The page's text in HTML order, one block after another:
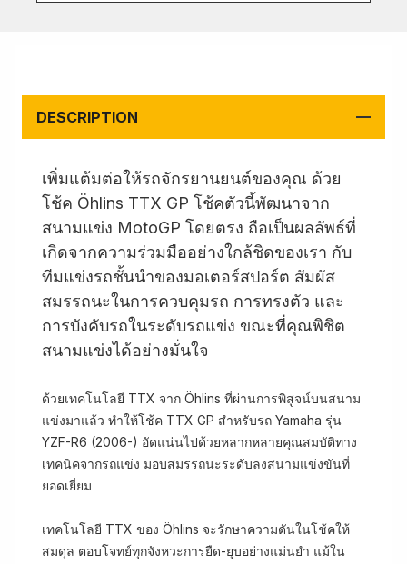
DESCRIPTION
เพิ่มแต้มต่อให้รถจักรยานยนต์ของคุณ ด้วย
โช้ค Öhlins TTX GP โช้คตัวนี้พัฒนาจาก
สนามแข่ง MotoGP โดยตรง ถือเป็นผลลัพธ์ที่
เกิดจากความร่วมมืออย่างใกล้ชิดของเรา กับ
ทีมแข่งรถชั้นนำของมอเตอร์สปอร์ต สัมผัส
สมรรถนะในการควบคุมรถ การทรงตัว และ
การบังคับรถในระดับรถแข่ง ขณะที่คุณพิชิต
สนามแข่งได้อย่างมั่นใจ
ด้วยเทคโนโลยี TTX จาก Öhlins ที่ผ่านการพิสูจน์บนสนาม
แข่งมาแล้ว ทำให้โช้ค TTX GP สำหรับรถ Yamaha รุ่น
YZF-R6 (2006-) อัดแน่นไปด้วยหลากหลายคุณสมบัติทาง
เทคนิคจากรถแข่ง มอบสมรรถนะระดับลงสนามแข่งขันที่
ยอดเยี่ยม
เทคโนโลยี TTX ของ Öhlins จะรักษาความดันในโช้คให้
สมดุล ตอบโจทย์ทุกจังหวะการยืด-ยุบอย่างแม่นยำ แม้ใน